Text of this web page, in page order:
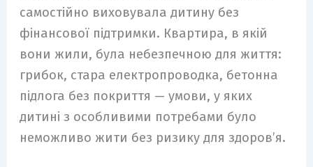
самостійно виховувала дитину без
фінансової підтримки. Квартира, в якій
вони жили, була небезпечною для життя:
грибок, стара електропроводка, бетонна
підлога без покриття — умови, у яких
дитині з особливими потребами було
неможливо жити без ризику для здоров’я.